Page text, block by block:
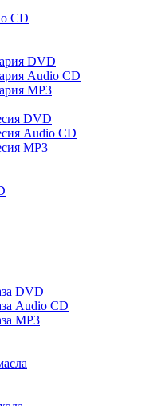
CD
DVD
Audio CD
MP3
DVD
Audio CD
MP3
DVD
Audio CD
MP3